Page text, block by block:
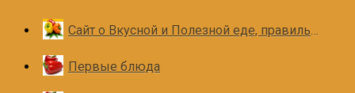
Сайт о Вкусной и Полезной еде, правильном и здоровом питании
Первые блюда